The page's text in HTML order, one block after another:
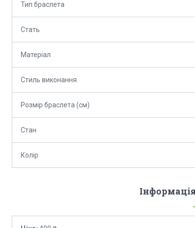
Тип браслета
Стать
Матеріал
Стиль виконання
Розмір браслета (см)
Стан
Колір